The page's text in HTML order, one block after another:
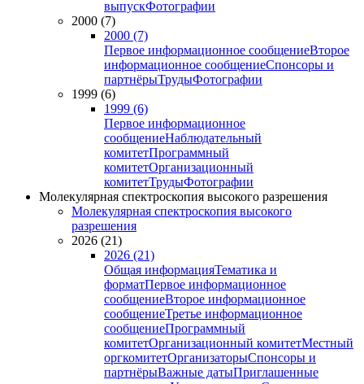
выпускФотографии
2000 (7)
2000 (7)
Первое информационное сообщениеВторое
информационное сообщениеСпонсоры и
партнёрыТрудыФотографии
1999 (6)
1999 (6)
Первое информационное
сообщениеНаблюдательный
комитетПрограммный
комитетОрганизационный
комитетТрудыФотографии
Молекулярная спектроскопия высокого разрешения
Молекулярная спектроскопия высокого
разрешения
2026 (21)
2026 (21)
Общая информацияТематика и
форматПервое информационное
сообщениеВторое информационное
сообщениеТретье информационное
сообщениеПрограммный
комитетОрганизационный комитетМестный
оргкомитетОрганизаторыСпонсоры и
партнёрыВажные датыПриглашенные